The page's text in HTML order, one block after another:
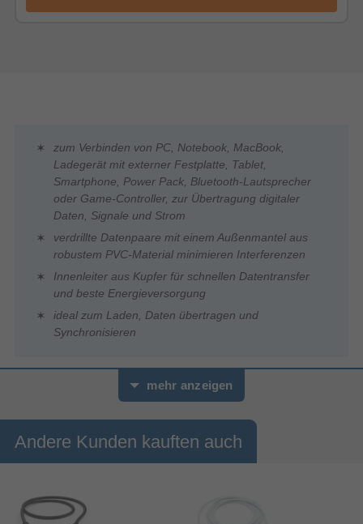
zum Verbinden von PC, Notebook, MacBook,
Ladegerät mit externer Festplatte, Tablet,
Smartphone, Power Pack, Bluetooth-Lautsprecher
oder Game-Controller, zur Übertragung digitaler
Daten, Signale und Strom
verdrillte Datenpaare mit einem Außenmantel aus
robustem PVC-Material minimieren Interferenzen
Innenleiter aus Kupfer für schnellen Datentransfer
und beste Energieversorgung
ideal zum Laden, Daten übertragen und
Synchronisieren
- Super-Speed-Datenübertragung von bis zu 5 Gbit/s
elektromagnetischen Störeinflüssen
- Schlanker Stecker eignet sich besonders gut für mobile und
- Hochwertige Materialien und Verarbeitung gewährleisten eine
mehr anzeigen
Andere Kunden kauften auch